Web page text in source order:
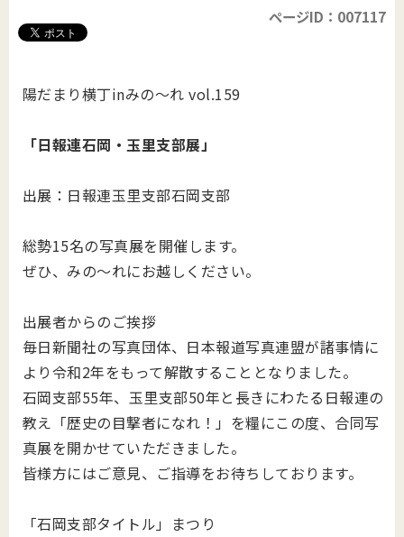
ページID：007117
陽だまり横丁inみの～れ vol.159
「日報連石岡・玉里支部展」
出展：日報連玉里支部石岡支部
総勢15名の写真展を開催します。
ぜひ、みの～れにお越しください。
出展者からのご挨拶
毎日新聞社の写真団体、日本報道写真連盟が諸事情に
より令和2年をもって解散することとなりました。
石岡支部55年、玉里支部50年と長きにわたる日報連の
教え「歴史の目撃者になれ！」を糧にこの度、合同写
真展を開かせていただきました。
皆様方にはご意見、ご指導をお待ちしております。
「石岡支部タイトル」まつり